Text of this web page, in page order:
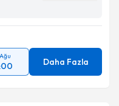
Daha Fazla